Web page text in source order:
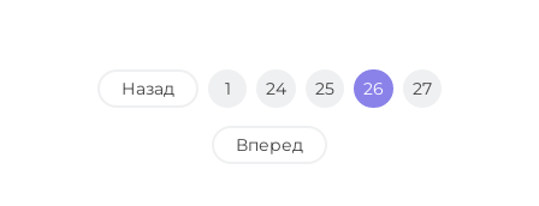
Назад 1 24 25 26 27
Вперед